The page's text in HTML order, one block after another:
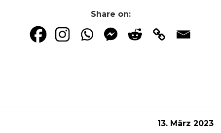
Share on:
13. März 2023